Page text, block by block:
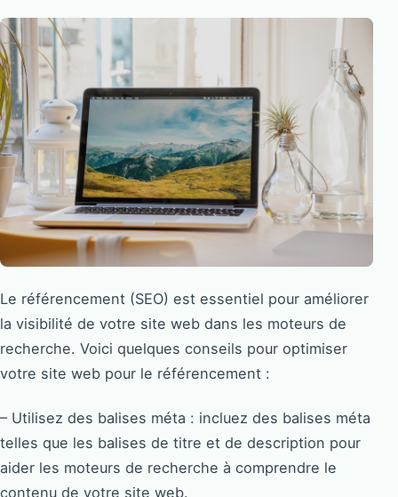
Le référencement (SEO) est essentiel pour améliorer
la visibilité de votre site web dans les moteurs de
recherche. Voici quelques conseils pour optimiser
votre site web pour le référencement :
– Utilisez des balises méta : incluez des balises méta
telles que les balises de titre et de description pour
aider les moteurs de recherche à comprendre le
contenu de votre site web.